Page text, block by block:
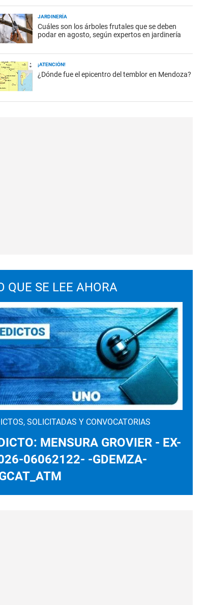
JARDINERÍA
Cuáles son los árboles frutales que se deben
podar en agosto, según expertos en jardinería
¡ATENCIÓN!
¿Dónde fue el epicentro del temblor en Mendoza?
QUE SE LEE AHORA
SOLICITADAS Y CONVOCATORIAS
MENSURA GROVIER - EX-
06062122- -GDEMZA-